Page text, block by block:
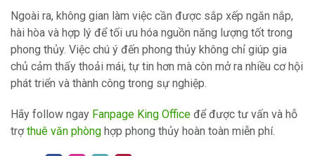
Ngoài ra, không gian làm việc cần được sắp xếp ngăn nắp,
hài hòa và hợp lý để tối ưu hóa nguồn năng lượng tốt trong
phong thủy. Việc chú ý đến phong thủy không chỉ giúp gia
chủ cảm thấy thoải mái, tự tin hơn mà còn mở ra nhiều cơ hội
phát triển và thành công trong sự nghiệp.
Hãy follow ngay Fanpage King Office để được tư vấn và hỗ
trợthuê văn phòng hợp phong thủy hoàn toàn miễn phí.